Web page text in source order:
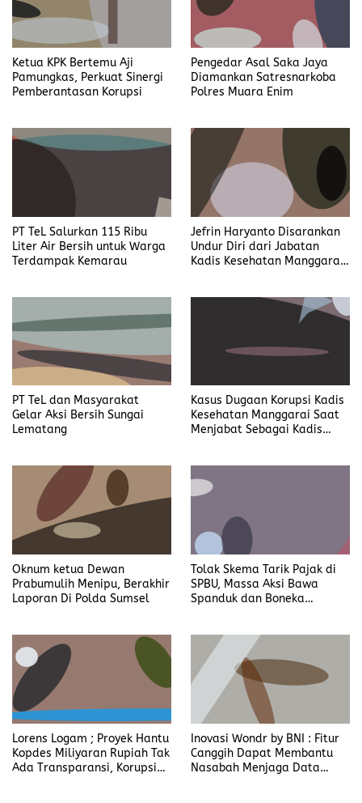
Ketua KPK Bertemu Aji
Pamungkas, Perkuat Sinergi
Pemberantasan Korupsi
Pengedar Asal Saka Jaya
Diamankan Satresnarkoba
Polres Muara Enim
PT TeL Salurkan 115 Ribu
Liter Air Bersih untuk Warga
Terdampak Kemarau
Jefrin Haryanto Disarankan
Undur Diri dari Jabatan
Kadis Kesehatan Manggarai,
PT TeL dan Masyarakat
Gelar Aksi Bersih Sungai
Lematang
Kasus Dugaan Korupsi Kadis
Kesehatan Manggarai Saat
Menjabat Sebagai Kadis
Oknum ketua Dewan
Prabumulih Menipu, Berakhir
Laporan Di Polda Sumsel
Tolak Skema Tarik Pajak di
SPBU, Massa Aksi Bawa
Spanduk dan Boneka
Gubernur NTT Melki Laka
Lena
Lorens Logam ; Proyek Hantu
Kopdes Miliyaran Rupiah Tak
Ada Transparansi, Korupsi
Inovasi Wondr by BNI : Fitur
Canggih Dapat Membantu
Nasabah Menjaga Data